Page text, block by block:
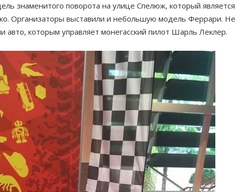
знаменитого поворота на улице Спелюж, который является
Организаторы выставили и небольшую модель Феррари. Не
авто, которым управляет монегасский пилот Шарль Леклер.